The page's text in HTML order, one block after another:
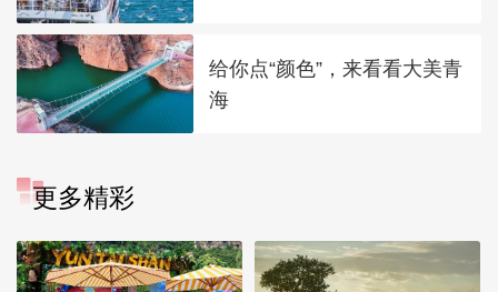
给你点“颜色”，来看看大美青
海
更多精彩